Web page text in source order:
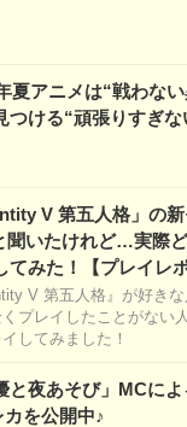
夏アニメは“戦わな
つける“頑張りすぎな
V 第五人格」の
聞いたけれど…実際
てみた！【プレイレポ
V 第五人格』が好き
くプレイしたことがない
してみました！
と夜あそび」MCに
を公開中♪